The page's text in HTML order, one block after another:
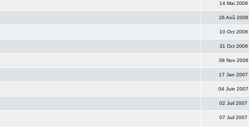
14 Mai 2006
26 Aoû 2006
10 Oct 2006
31 Oct 2006
08 Nov 2006
17 Jan 2007
04 Juin 2007
02 Juil 2007
07 Juil 2007